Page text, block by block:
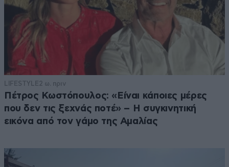
LIFESTYLE 2 ω. πριν
Πέτρος Κωστόπουλος: «Είναι κάποιες μέρες
που δεν τις ξεχνάς ποτέ» – Η συγκινητική
εικόνα από τον γάμο της Αμαλίας